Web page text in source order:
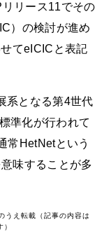
リース11でその
）の検討が進め
てeICICと表記
系となる第4世代
準化が行われて
常HetNetという
味することが多
うえ転載（記事の内容は